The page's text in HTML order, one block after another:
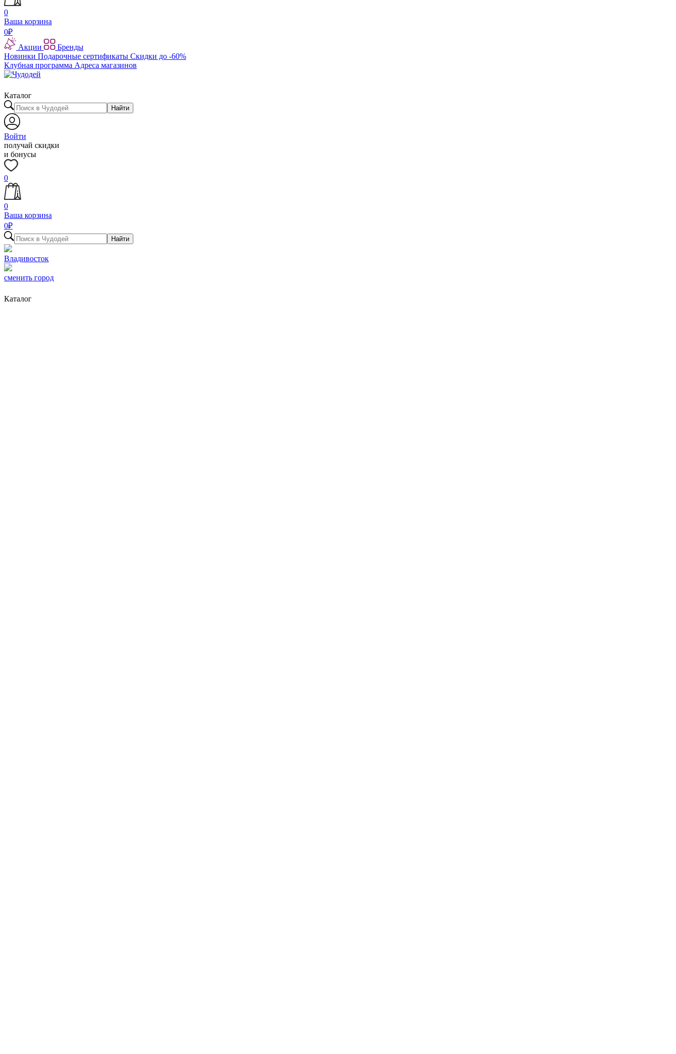
0
Ваша корзина
0₽
Акции
Бренды
Новинки Подарочные сертификаты Скидки до -60%
Клубная программа Адреса магазинов
Каталог
Найти
Войти
получай скидки
и бонусы
0
0
Ваша корзина
0₽
Найти
Владивосток
сменить город
Каталог